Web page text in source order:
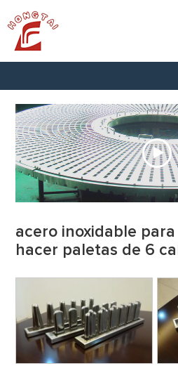
acero inoxidable
hacer paletas de 6